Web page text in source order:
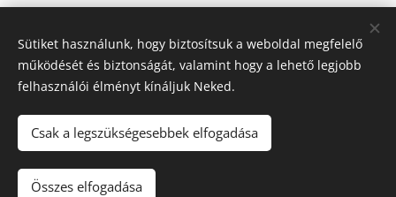
2026 Egyedi élményfestés - Magyarország
Sütik
Sütiket használunk, hogy biztosítsuk a weboldal megfelelő
működését és biztonságát, valamint hogy a lehető legjobb
felhasználói élményt kínáljuk Neked.
Csak a legszükségesebbek elfogadása
Összes elfogadása